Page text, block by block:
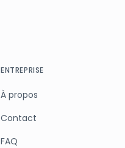
ENTREPRISE
À propos
Contact
FAQ